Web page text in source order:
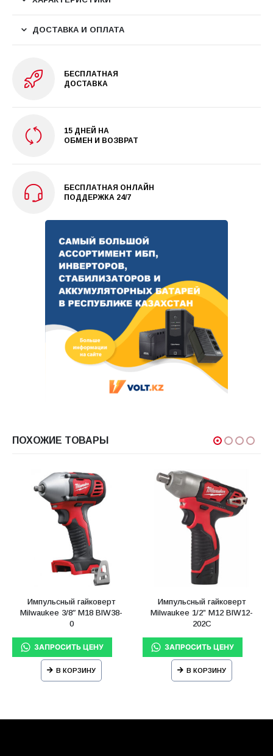
ДОСТАВКА И ОПЛАТА
БЕСПЛАТНАЯ
ДОСТАВКА
15 ДНЕЙ НА
ОБМЕН И ВОЗВРАТ
БЕСПЛАТНАЯ ОНЛАЙН
ПОДДЕРЖКА 24/7
ПОХОЖИЕ ТОВАРЫ
Импульсный гайковерт
Milwaukee 3/8″ M18 BIW38-
0
В КОРЗИНУ
Импульсный гайковерт
Milwaukee 1/2” M12 BIW12-
202C
В КОРЗИНУ